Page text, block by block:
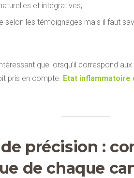
et intégratives,
les témoignages mais il faut
que lorsqu’il correspond
pris en compte. Etat inflammatoire
précision :
de chaque